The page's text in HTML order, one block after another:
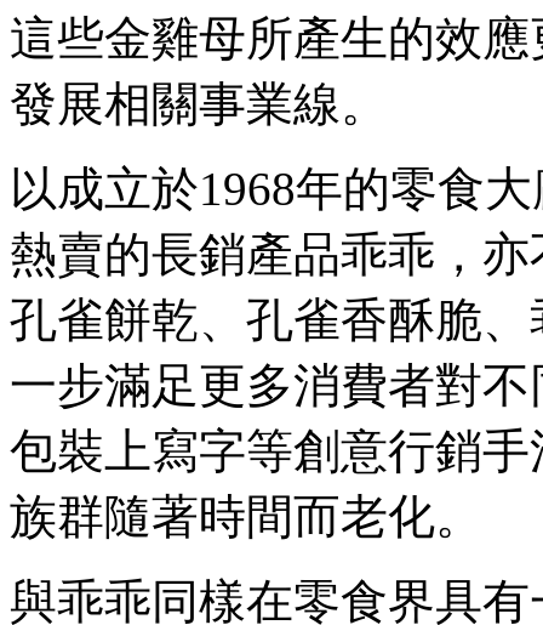
這些金雞母所產生的效
發展相關事業線。
以成立於1968年的零食
熱賣的長銷產品乖乖，
孔雀餅乾、孔雀香酥脆
一步滿足更多消費者對
包裝上寫字等創意行銷
族群隨著時間而老化。
與乖乖同樣在零食界具